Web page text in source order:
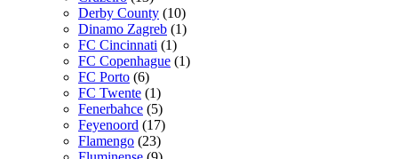
Derby County (10)
Dinamo Zagreb (1)
FC Cincinnati (1)
FC Copenhague (1)
FC Porto (6)
FC Twente (1)
Fenerbahce (5)
Feyenoord (17)
Flamengo (23)